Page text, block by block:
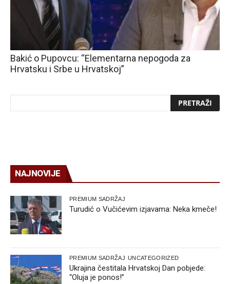
Bakić o Pupovcu: “Elementarna nepogoda za
Hrvatsku i Srbe u Hrvatskoj”
NAJNOVIJE
PREMIUM SADRŽAJ
Turudić o Vučićevim izjavama: Neka kmeče!
PREMIUM SADRŽAJ UNCATEGORIZED
Ukrajina čestitala Hrvatskoj Dan pobjede:
“Oluja je ponos!”